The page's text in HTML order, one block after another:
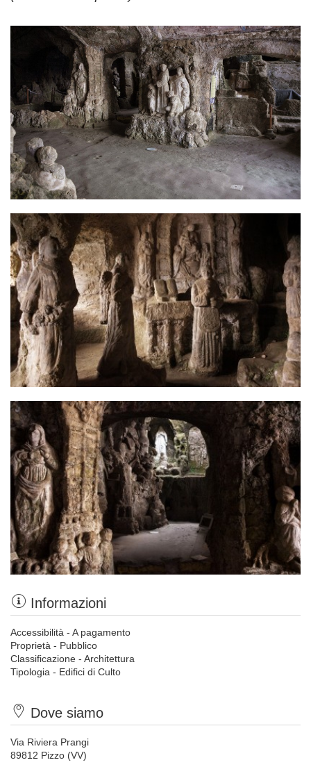
Informazioni
Accessibilità - A pagamento
Proprietà - Pubblico
Classificazione - Architettura
Tipologia - Edifici di Culto
Dove siamo
Via Riviera Prangi
89812 Pizzo (VV)